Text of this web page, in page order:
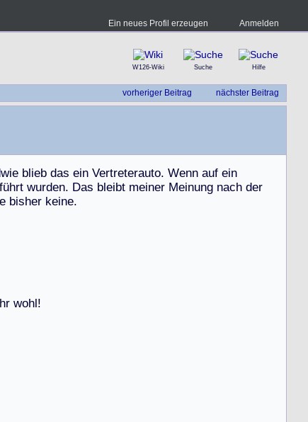
Ein neues Profil erzeugen Anmelden
W126-Wiki Suche Hilfe
vorheriger Beitrag nächster Beitrag
wie blieb das ein Vertreterauto. Wenn auf ein
führt wurden. Das bleibt meiner Meinung nach der
e bisher keine.
hr wohl!